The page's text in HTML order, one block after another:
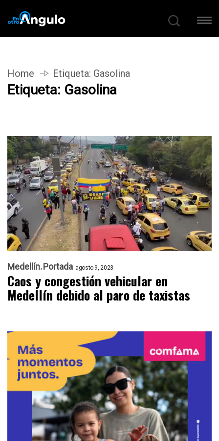
Home Etiqueta: Gasolina
Etiqueta: Gasolina
Medellín Portada agosto 9, 2023
Caos y congestión vehicular en
Medellín debido al paro de taxistas